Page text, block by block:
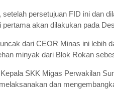
persetujuan FID ini dan
pertama akan dilakukan pada
dari CEOR Minas ini lebih
minyak dari Blok Rokan
SKK Migas Perwakilan
dan